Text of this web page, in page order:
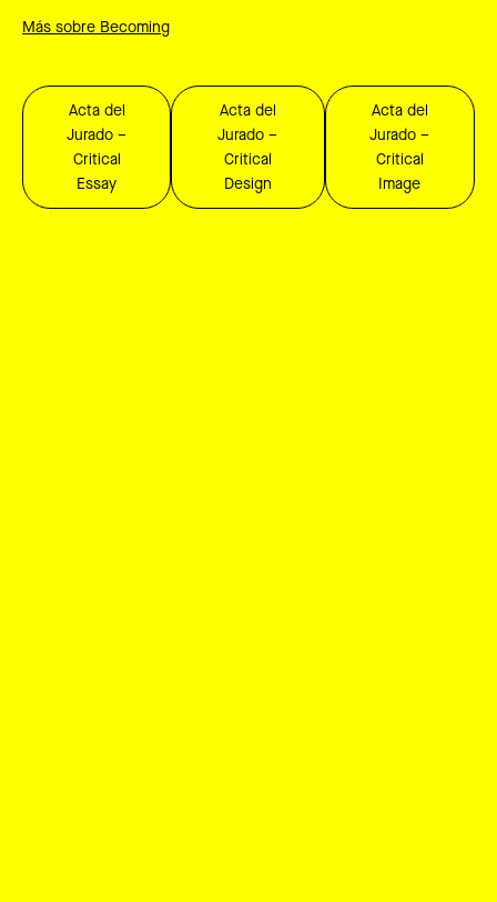
Más sobre Becoming
Acta del
Jurado –
Critical
Essay
Acta del
Jurado –
Critical
Design
Acta del
Jurado –
Critical
Image